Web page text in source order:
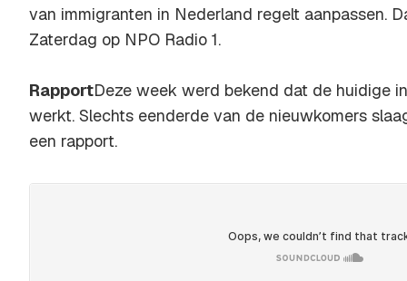
van immigranten in Nederland regelt aanpassen.
Zaterdag op NPO Radio 1.
RapportDeze week werd bekend dat de huidige
werkt. Slechts eenderde van de nieuwkomers
een rapport.